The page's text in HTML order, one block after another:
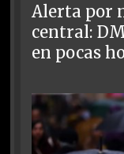
Alerta por
central:
en pocas